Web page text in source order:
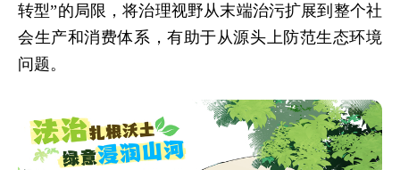
转型”的局限，将治理视野从末端治污扩展到整个社
会生产和消费体系，有助于从源头上防范生态环境
问题。